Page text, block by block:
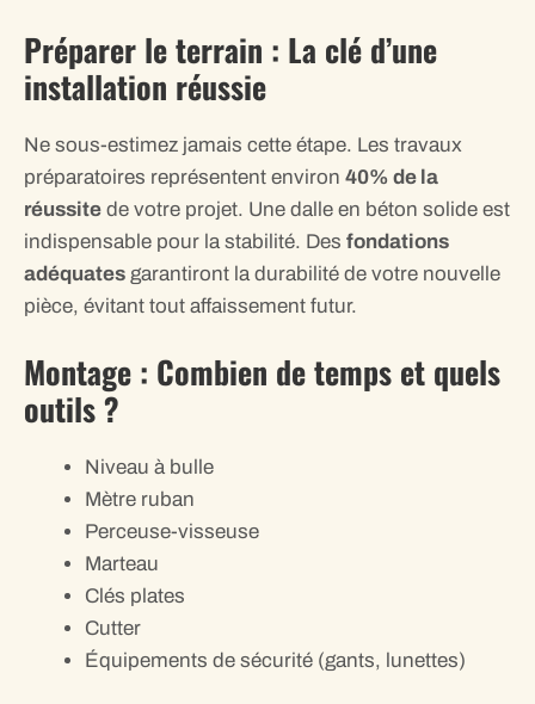
Préparer le terrain : La clé d’une
installation réussie
Ne sous-estimez jamais cette étape. Les travaux
préparatoires représentent environ 40% de la
réussite de votre projet. Une dalle en béton solide est
indispensable pour la stabilité. Des fondations
adéquates garantiront la durabilité de votre nouvelle
pièce, évitant tout affaissement futur.
Montage : Combien de temps et quels
outils ?
Niveau à bulle
Mètre ruban
Perceuse-visseuse
Marteau
Clés plates
Cutter
Équipements de sécurité (gants, lunettes)